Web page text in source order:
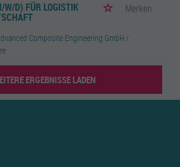
W/D) FÜR LOGISTIK Merken
Composite Engineering GmbH /
ERGEBNISSE LADEN